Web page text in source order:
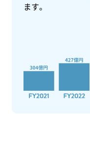
ます。